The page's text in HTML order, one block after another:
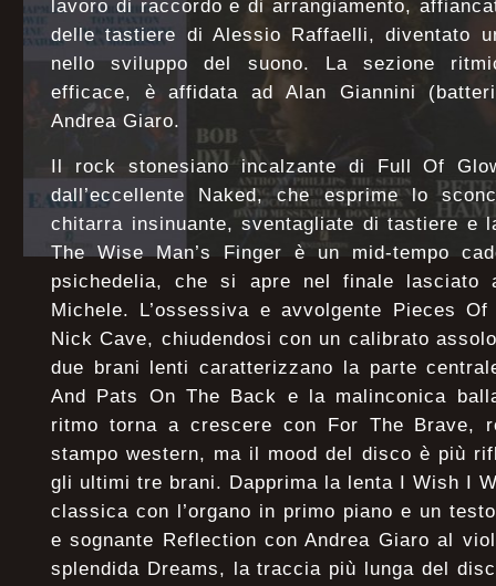
lavoro di raccordo e di arrangiamento,
delle tastiere di Alessio Raffaelli, diventato
nello sviluppo del suono. La sezione
efficace, è affidata ad Alan Giannini
Andrea Giaro.
Il rock stonesiano incalzante di Full Of
dall’eccellente Naked, che esprime lo
chitarra insinuante, sventagliate di tastiere e
The Wise Man’s Finger è un mid-tempo
psichedelia, che si apre nel finale lasciato
Michele. L’ossessiva e avvolgente Pieces
Nick Cave, chiudendosi con un calibrato
due brani lenti caratterizzano la parte
And Pats On The Back e la malinconica
ritmo torna a crescere con For The Brave,
stampo western, ma il mood del disco è più
gli ultimi tre brani. Dapprima la lenta I Wish I
classica con l’organo in primo piano e un
e sognante Reflection con Andrea Giaro al
splendida Dreams, la traccia più lunga del